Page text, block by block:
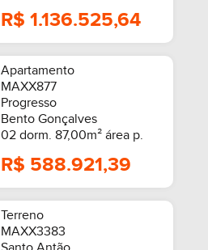
R$ 1.136.525,64
Apartamento
MAXX877
Progresso
Bento Gonçalves
02 dorm. 87,00m² área p.
R$ 588.921,39
Terreno
MAXX3383